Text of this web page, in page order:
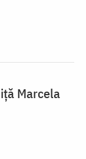
Marcela